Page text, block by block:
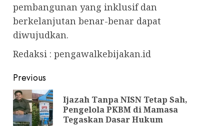
pembangunan yang inklusif dan
berkelanjutan benar-benar dapat
diwujudkan.
Redaksi : pengawalkebijakan.id
Post
navigation
Previous
Ijazah Tanpa NISN Tetap Sah,
Pengelola PKBM di Mamasa
Tegaskan Dasar Hukum